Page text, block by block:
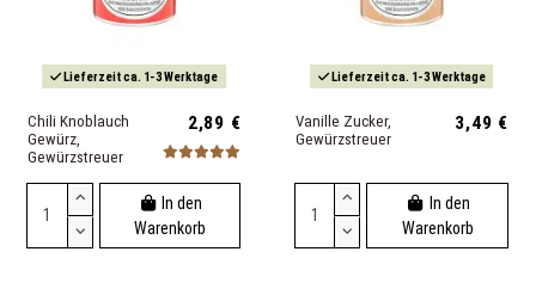
Lieferzeit ca. 1-3 Werktage
Chili Knoblauch
Gewürz,
Gewürzstreuer
2,89 €
In den
Warenkorb
Lieferzeit ca. 1-3 Werktage
Vanille Zucker,
Gewürzstreuer
3,49 €
In den
Warenkorb